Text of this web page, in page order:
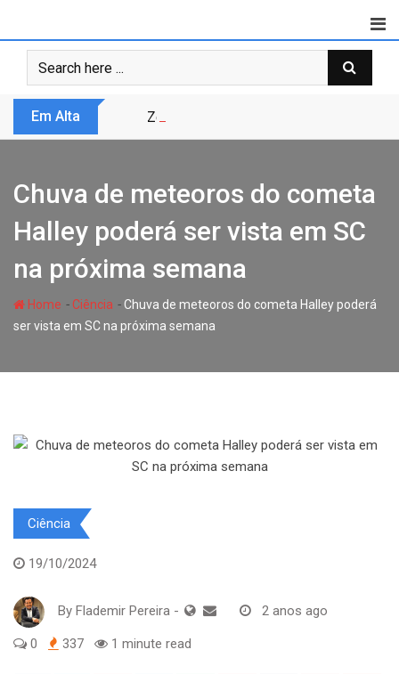
content
Em Alta Zero Trust não é modismo, é
Chuva de meteoros do cometa
Halley poderá ser vista em SC
na próxima semana
Home - Ciência -Chuva de meteoros do cometa Halley poderá
ser vista em SC na próxima semana
Ciência
19/10/2024
By Flademir Pereira - 2 anos ago
0 337 1 minute read